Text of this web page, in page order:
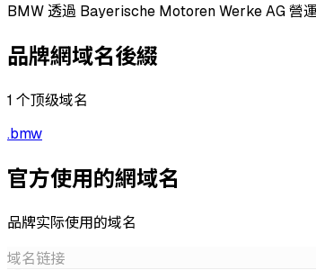
BMW 透過 Bayerische Motoren Werke AG 營
品牌網域名後綴
1 个顶级域名
.bmw
官方使用的網域名
品牌实际使用的域名
域名链接